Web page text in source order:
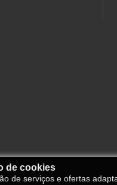
de cookies
de serviços e ofertas